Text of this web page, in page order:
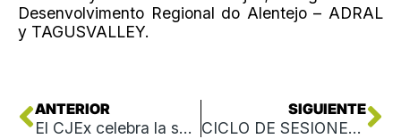
Desenvolvimento Regional do Alentejo – ADRAL
y TAGUSVALLEY.
ANTERIOR
El CJEx celebra la séptima edición del Seminario Ibérico de Investigación en Juventud el 22 y 23 de marzo en Badajoz
SIGUIENTE
CICLO DE SESIONES INFORMATIVAS ESTRATEGIA 360º SOBRE PROPIEDAD INDUSTRIAL, INVERSIÓN Y MERCADO